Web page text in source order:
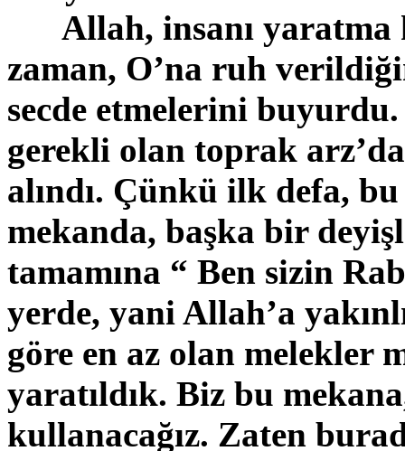
Allah, insanı yaratma
zaman, O’na ruh
secde etmelerini
gerekli olan toprak
alındı. Çünkü ilk defa,
mekanda, başka bir
tamamına “ Ben sizin
yerde, yani Allah’a
göre en az olan melekler
yaratıldık. Biz bu
kullanacağız. Zaten